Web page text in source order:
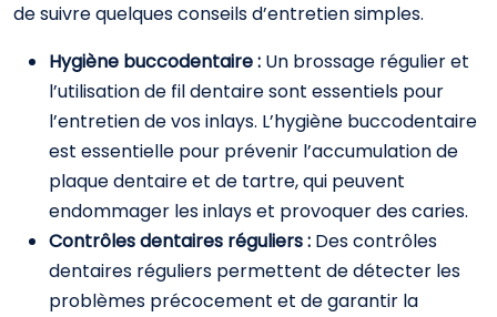
de suivre quelques conseils d’entretien simples.
Hygiène buccodentaire : Un brossage régulier et
l’utilisation de fil dentaire sont essentiels pour
l’entretien de vos inlays. L’hygiène buccodentaire
est essentielle pour prévenir l’accumulation de
plaque dentaire et de tartre, qui peuvent
endommager les inlays et provoquer des caries.
Contrôles dentaires réguliers : Des contrôles
dentaires réguliers permettent de détecter les
problèmes précocement et de garantir la